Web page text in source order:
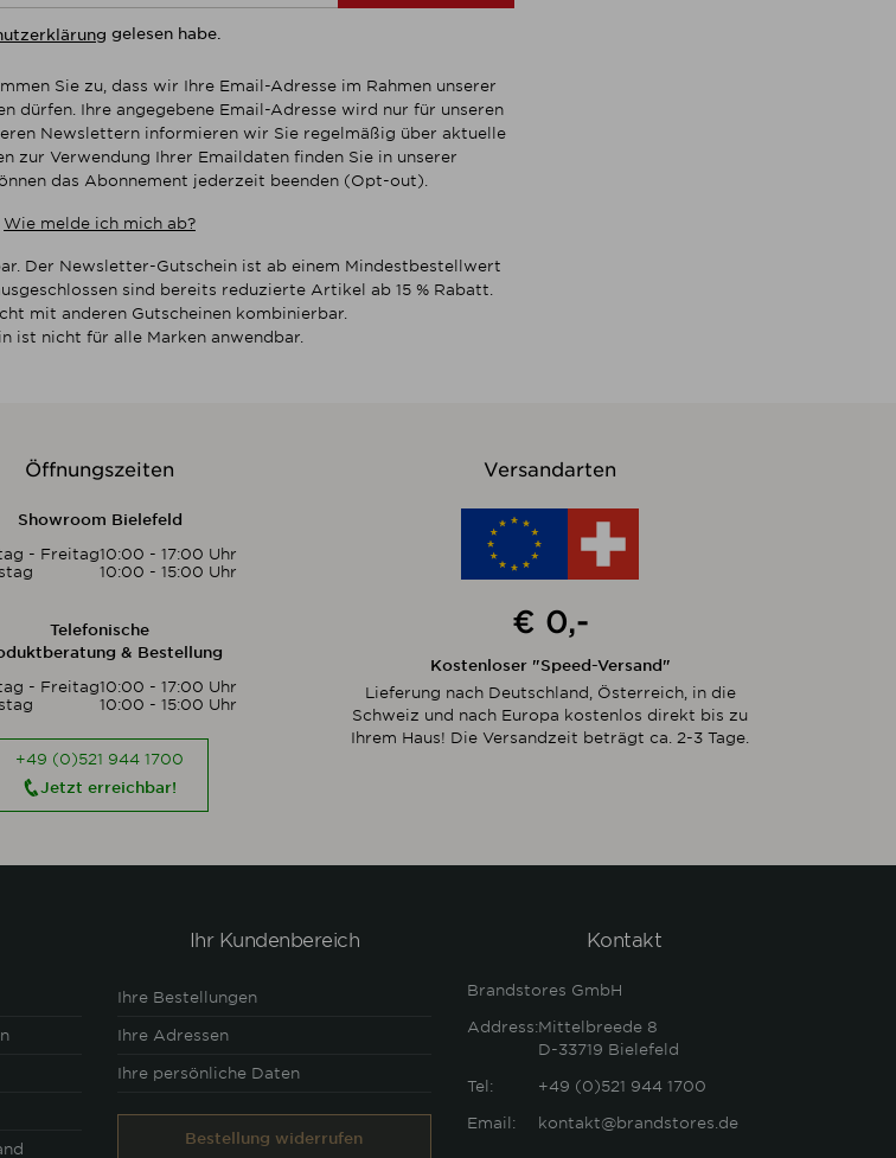
gelesen habe.
Sie zu, dass wir Ihre Email-Adresse im Rahmen unserer
dürfen. Ihre angegebene Email-Adresse wird nur für unseren
Newslettern informieren wir Sie regelmäßig über aktuelle
zur Verwendung Ihrer Emaildaten finden Sie in unserer
das Abonnement jederzeit beenden (Opt-out).
Wie melde ich mich ab?
Der Newsletter-Gutschein ist ab einem Mindestbestellwert
sind bereits reduzierte Artikel ab 15 % Rabatt.
mit anderen Gutscheinen kombinierbar.
ist nicht für alle Marken anwendbar.
Öffnungszeiten
Showroom Bielefeld
- Freitag10:00 - 17:00 Uhr
10:00 - 15:00 Uhr
Telefonische
& Bestellung
- Freitag10:00 - 17:00 Uhr
10:00 - 15:00 Uhr
+49 (0)521 944 1700
Jetzt erreichbar!
Versandarten
€ 0,-
Kostenloser "Speed-Versand"
Lieferung nach Deutschland, Österreich, in die
Schweiz und nach Europa kostenlos direkt bis zu
Ihrem Haus! Die Versandzeit beträgt ca. 2-3 Tage.
Ihr Kundenbereich
Ihre Bestellungen
Ihre Adressen
Ihre persönliche Daten
Bestellung widerrufen
Kontakt
Brandstores GmbH
Address:Mittelbreede 8
D-33719 Bielefeld
Tel: +49 (0)521 944 1700
Email: kontakt@brandstores.de